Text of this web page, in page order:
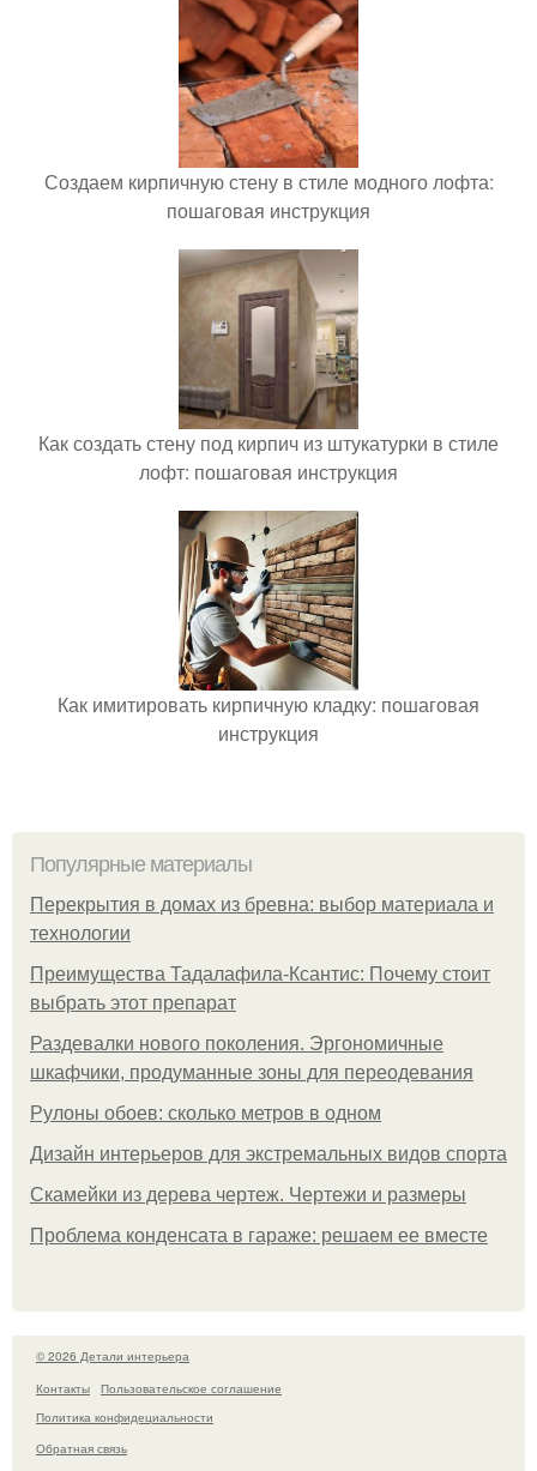
Создаем кирпичную стену в стиле модного лофта:
пошаговая инструкция
Как создать стену под кирпич из штукатурки в стиле
лофт: пошаговая инструкция
Как имитировать кирпичную кладку: пошаговая
инструкция
Популярные материалы
Перекрытия в домах из бревна: выбор материала и
технологии
Преимущества Тадалафила-Ксантис: Почему стоит
выбрать этот препарат
Раздевалки нового поколения. Эргономичные
шкафчики, продуманные зоны для переодевания
Рулоны обоев: сколько метров в одном
Дизайн интерьеров для экстремальных видов спорта
Скамейки из дерева чертеж. Чертежи и размеры
Проблема конденсата в гараже: решаем ее вместе
© 2026 Детали интерьера
Контакты
Пользовательское соглашение
Политика конфидециальности
Обратная связь